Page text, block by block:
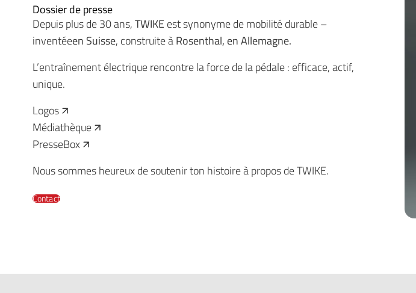
Dossier de presse
Depuis plus de 30 ans,TWIKE est synonyme de mobilité durable –
inventéeen Suisse, construite àRosenthal, en Allemagne.
L’entraînement électrique rencontre la force de la pédale : efficace, actif,
unique.
Logos
Médiathèque
PresseBox
Nous sommes heureux de soutenir ton histoire à propos de TWIKE.
Contact